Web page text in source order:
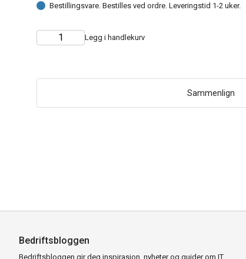
Bestillingsvare. Bestilles ved ordre. Leveringstid 1-2 uker.
Choose
Quantity Legg i handlekurv
Sammenlign
Bedriftsbloggen
Bedriftsbloggen gir deg inspirasjon, nyheter og guider om IT